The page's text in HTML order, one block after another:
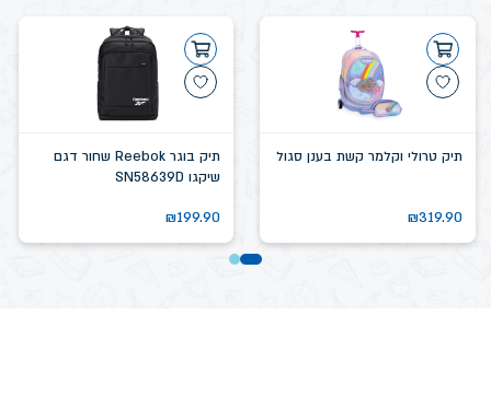
תיק טרולי וקלמר קשת בענן סגול
₪319.90
תיק בוגר Reebok שחור דגם
שיקגו SN58639D
₪199.90